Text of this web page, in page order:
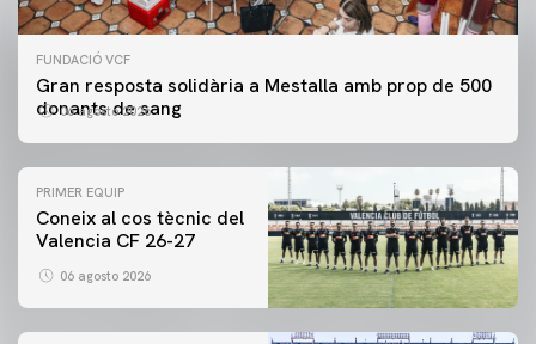
FUNDACIÓ VCF
Gran resposta solidària a Mestalla amb prop de 500
donants de sang
06 agosto 2026
PRIMER EQUIP
Coneix al cos tècnic del
Valencia CF 26-27
06 agosto 2026